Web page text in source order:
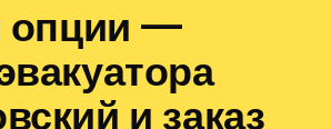
опции —
и заказ